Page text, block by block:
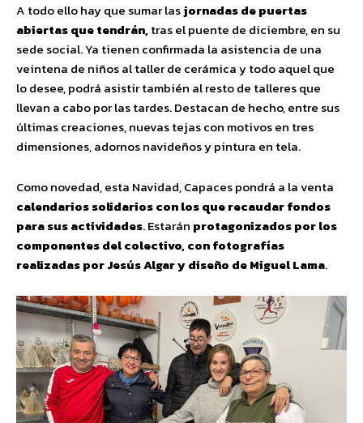
A todo ello hay que sumar lasjornadas de puertas
abiertas que tendrán,tras el puente de diciembre, en su
sede social. Ya tienen confirmada la asistencia de una
veintena de niños al taller de cerámica y todo aquel que
lo desee, podrá asistir también al resto de talleres que
llevan a cabo por las tardes. Destacan de hecho, entre sus
últimas creaciones, nuevas tejas con motivos en tres
dimensiones, adornos navideños y pintura en tela.
Como novedad, esta Navidad, Capaces pondrá a la venta
calendarios solidarios con los que recaudar fondos
para sus actividades. Estarán protagonizados por los
componentes del colectivo, con fotografías
realizadas por Jesús Algar y diseño de Miguel Lama.